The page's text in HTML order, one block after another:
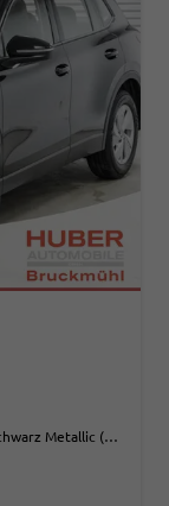
Grenadillschwarz Metallic (0E)